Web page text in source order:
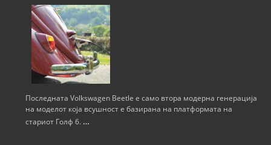
Последната Volkswagen Beetle е само втора модерна генерација
на моделот која всушност е базирана на платформата на
стариот Голф 6. …